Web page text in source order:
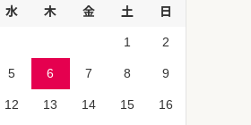
水 木 金 土 日
1 2
5 6 7 8 9
12 13 14 15 16